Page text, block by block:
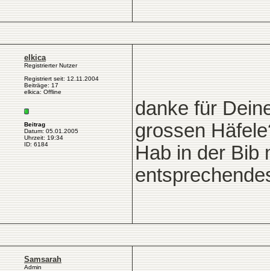
elkica
Registrierter Nutzer
Registriert seit: 12.11.2004
Beiträge: 17
elkica: Offline
Beitrag
Datum: 05.01.2005
Uhrzeit: 19:34
ID: 6184
danke für
grossen
Hab in der Bib
Samsarah
Admin